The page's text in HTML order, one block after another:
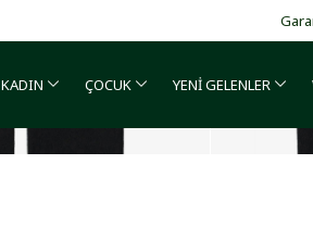
KADIN ÇOCUK YENİ GELENLER